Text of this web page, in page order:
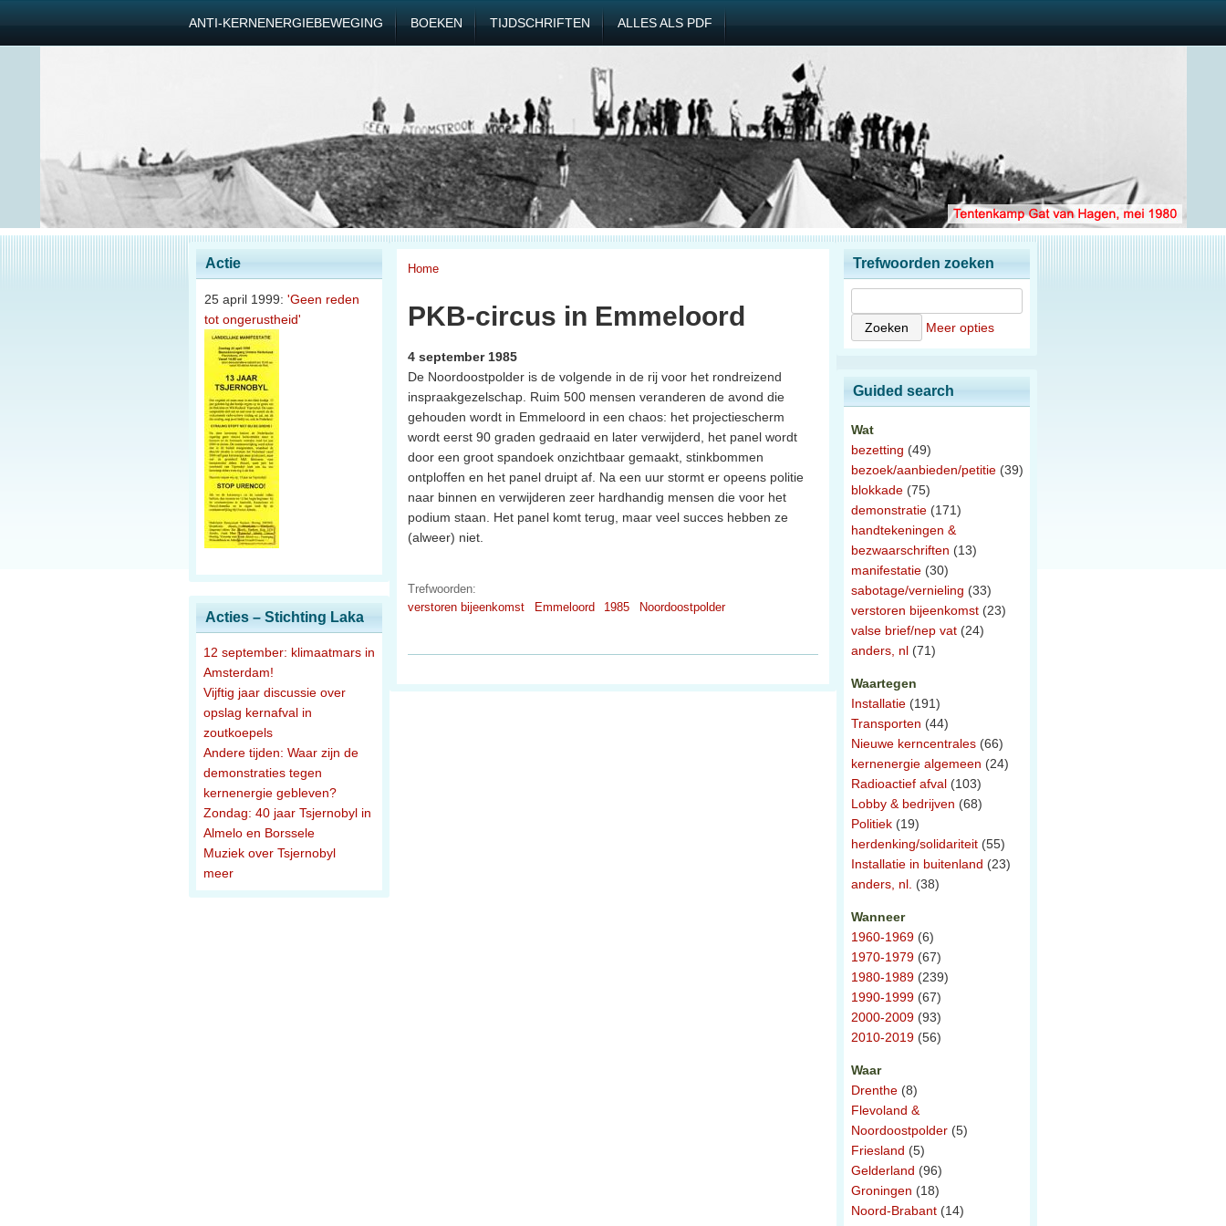
ANTI-KERNENERGIEBEWEGING BOEKEN TIJDSCHRIFTEN ALLES ALS PDF
Actie
25 april 1999: 'Geen reden
tot ongerustheid'
Acties – Stichting Laka
12 september: klimaatmars in
Amsterdam!
Vijftig jaar discussie over
opslag kernafval in
zoutkoepels
Andere tijden: Waar zijn de
demonstraties tegen
kernenergie gebleven?
Zondag: 40 jaar Tsjernobyl in
Almelo en Borssele
Muziek over Tsjernobyl
meer
Home
PKB-circus in Emmeloord
4 september 1985
De Noordoostpolder is de volgende in de rij voor het rondreizend
inspraakgezelschap. Ruim 500 mensen veranderen de avond die
gehouden wordt in Emmeloord in een chaos: het projectiescherm
wordt eerst 90 graden gedraaid en later verwijderd, het panel wordt
door een groot spandoek onzichtbaar gemaakt, stinkbommen
ontploffen en het panel druipt af. Na een uur stormt er opeens politie
naar binnen en verwijderen zeer hardhandig mensen die voor het
podium staan. Het panel komt terug, maar veel succes hebben ze
(alweer) niet.
Trefwoorden:
verstoren bijeenkomst
Emmeloord 1985 Noordoostpolder
Trefwoorden zoeken
Meer opties
Guided search
Wat
bezetting (49)
bezoek/aanbieden/petitie (39)
blokkade (75)
demonstratie (171)
handtekeningen &
bezwaarschriften (13)
manifestatie (30)
sabotage/vernieling (33)
verstoren bijeenkomst (23)
valse brief/nep vat (24)
anders, nl (71)
Waartegen
Installatie (191)
Transporten (44)
Nieuwe kerncentrales (66)
kernenergie algemeen (24)
Radioactief afval (103)
Lobby & bedrijven (68)
Politiek (19)
herdenking/solidariteit (55)
Installatie in buitenland (23)
anders, nl. (38)
Wanneer
1960-1969 (6)
1970-1979 (67)
1980-1989 (239)
1990-1999 (67)
2000-2009 (93)
2010-2019 (56)
Waar
Drenthe (8)
Flevoland &
Noordoostpolder (5)
Friesland (5)
Gelderland (96)
Groningen (18)
Noord-Brabant (14)